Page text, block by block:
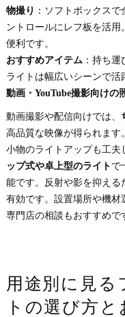
物撮り ：ソフトボックス
ントロールにレフ板を活
便利です。
おすすめアイテム ：持ち
ライトは幅広いシーンで活
動画・YouTube撮影向けの
動画撮影や配信向けでは、
高品質な映像が得られま
小物のライトアップも工夫
ップ式や卓上型のライト で
能です。反射や影を抑える
有効です。設置場所や機
専門店の相談もおすすめで
用途別に見る
トの選び方